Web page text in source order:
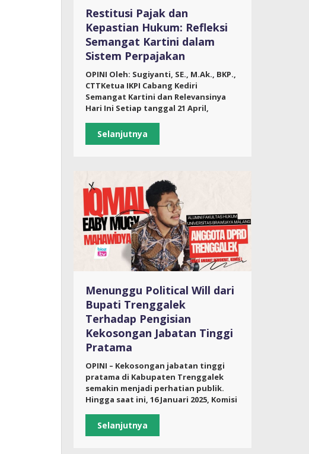
Restitusi Pajak dan
Kepastian Hukum: Refleksi
Semangat Kartini dalam
Sistem Perpajakan
OPINI Oleh: Sugiyanti, SE., M.Ak., BKP.,
CTTKetua IKPI Cabang Kediri
Semangat Kartini dan Relevansinya
Hari Ini Setiap tanggal 21 April,
Selanjutnya
Menunggu Political Will dari
Bupati Trenggalek
Terhadap Pengisian
Kekosongan Jabatan Tinggi
Pratama
OPINI – Kekosongan jabatan tinggi
pratama di Kabupaten Trenggalek
semakin menjadi perhatian publik.
Hingga saat ini, 16 Januari 2025, Komisi
Selanjutnya